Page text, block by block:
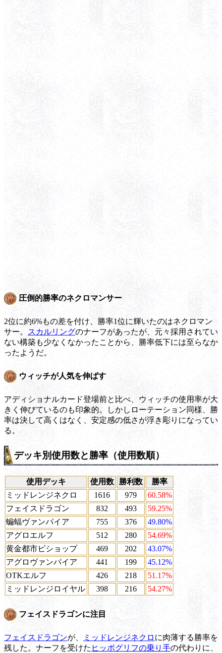
圧倒的勝率のネクロマンサー
2位に約6%もの差を付け、勝率1位に輝いたのはネクロマン
サー。
スカルリングのナーフがあったが、元々採用されてい
ない構築も少なくなかったことから、勝率低下には至らなか
ったようだ。
ウィッチが人気を伸ばす
アディショナルカード登場前と比べ、ウィッチの使用率が大
きく伸びているのも印象的。しかしローテーション同様、勝
率は決して高くはなく、安定感の低さが浮き彫りになってい
る。
デッキ別使用数と勝率（使用数順）
使用デッキ 使用数 勝利数
勝率
ミッドレンジネクロ
1616 979
60.58%
フェイスドラゴン
832 493
59.25%
蝙蝠ヴァンパイア
755 376
49.80%
アグロエルフ
512 280
54.69%
黄金都市ビショップ
469 202
43.07%
アグロヴァンパイア
441 199
45.12%
OTKエルフ
426 218
51.17%
ミッドレンジロイヤル
398 216 54.27%
フェイスドラゴンに注目
フェイスドラゴンが、 ミッドレンジネクロ に肉薄する勝率を
残した。ナーフを受けた ヒッポグリフの乗り手の代わりに、